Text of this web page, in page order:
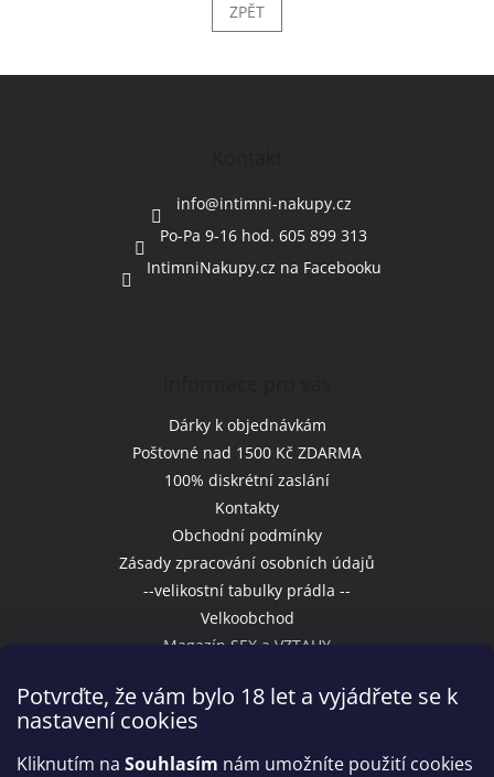
Potvrďte, že vám bylo 18 let a vyjádřete se k
nastavení cookies
Kliknutím na Souhlasím nám umožníte použití cookies
ZPĚT
info@intimni-nakupy.cz
Po-Pa 9-16 hod. 605 899 313
IntimniNakupy.cz na Facebooku
Dárky k objednávkám
Poštovné nad 1500 Kč ZDARMA
100% diskrétní zaslání
Kontakty
Obchodní podmínky
Zásady zpracování osobních údajů
--velikostní tabulky prádla --
Velkoobchod
Magazín SEX a VZTAHY
Přijímáme online platby